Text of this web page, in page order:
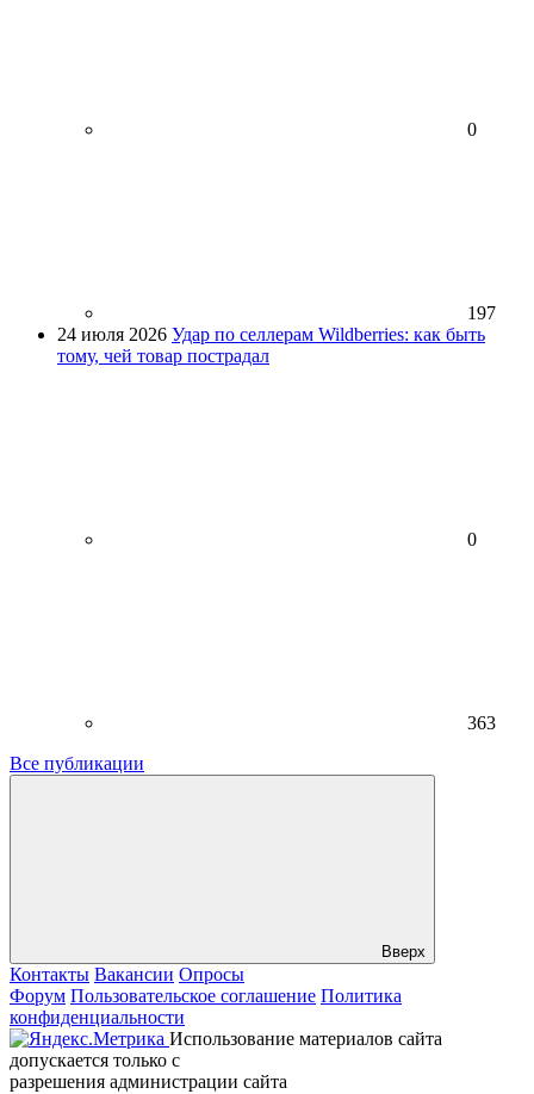
0
197
24 июля 2026 Удар по селлерам Wildberries: как быть
тому, чей товар пострадал
0
363
Все публикации
Вверх
Контакты Вакансии Опросы
Форум Пользовательское соглашение Политика
конфиденциальности
Использование материалов сайта
допускается только с
разрешения администрации сайта